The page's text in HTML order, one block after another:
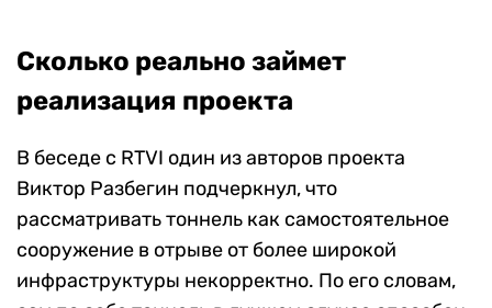
Сколько реально займет
реализация проекта
В беседе с RTVI один из авторов проекта
Виктор Разбегин подчеркнул, что
рассматривать тоннель как самостоятельное
сооружение в отрыве от более широкой
инфраструктуры некорректно. По его словам,